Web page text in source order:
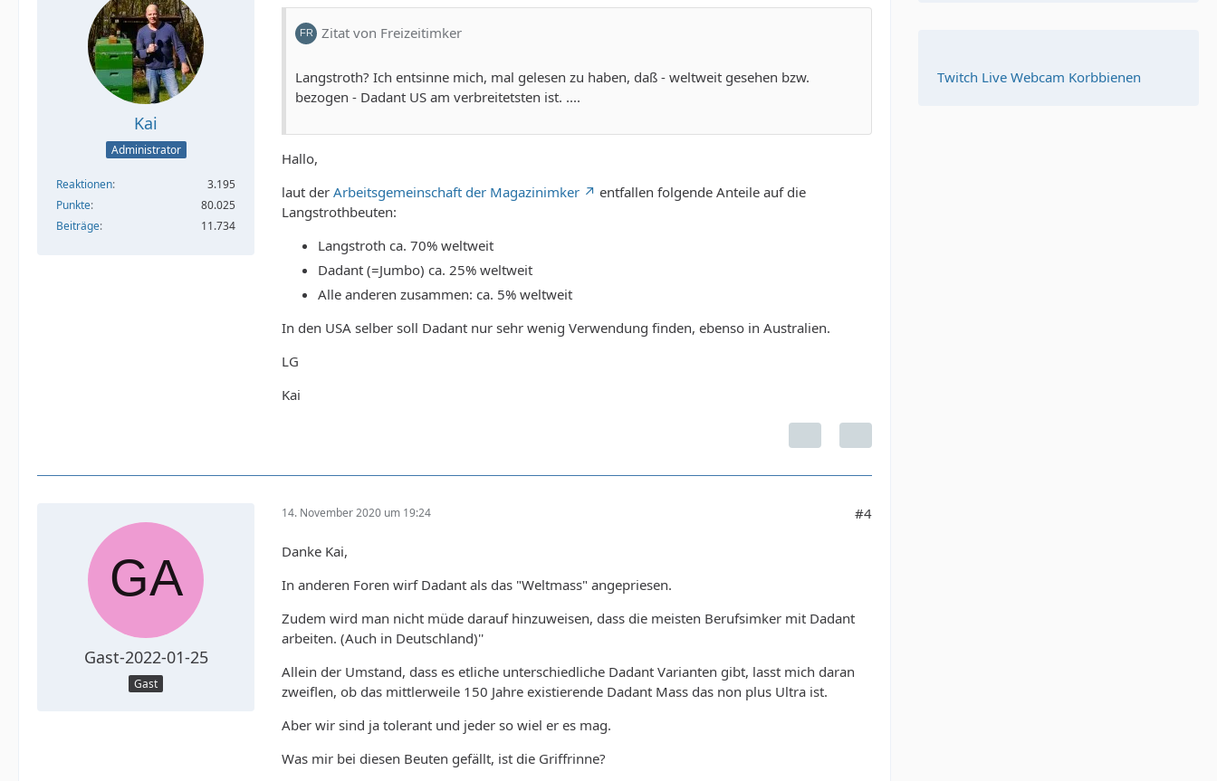
Kai
Administrator
Reaktionen
3.195
Punkte
80.025
Beiträge
11.734
Zitat von Freizeitimker
Langstroth? Ich entsinne mich, mal gelesen zu haben, daß - weltweit gesehen bzw.
bezogen - Dadant US am verbreitetsten ist. ....
Hallo,
laut der Arbeitsgemeinschaft der Magazinimker
entfallen folgende Anteile auf die
Langstrothbeuten:
Langstroth ca. 70% weltweit
Dadant (=Jumbo) ca. 25% weltweit
Alle anderen zusammen: ca. 5% weltweit
In den USA selber soll Dadant nur sehr wenig Verwendung finden, ebenso in Australien.
LG
Kai
Gast-2022-01-25
Gast
14. November 2020 um 19:24 #4
Danke Kai,
In anderen Foren wirf Dadant als das "Weltmass" angepriesen.
Zudem wird man nicht müde darauf hinzuweisen, dass die meisten Berufsimker mit Dadant
arbeiten. (Auch in Deutschland)''
Allein der Umstand, dass es etliche unterschiedliche Dadant Varianten gibt, lasst mich daran
zweiflen, ob das mittlerweile 150 Jahre existierende Dadant Mass das non plus Ultra ist.
Aber wir sind ja tolerant und jeder so wiel er es mag.
Was mir bei diesen Beuten gefällt, ist die Griffrinne?
Twitch Live Webcam Korbbienen